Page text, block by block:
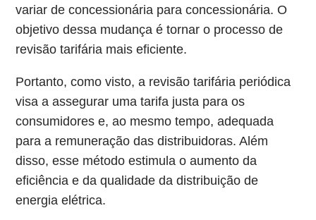
variar de concessionária para concessionária. O
objetivo dessa mudança é tornar o processo de
revisão tarifária mais eficiente.
Portanto, como visto, a revisão tarifária periódica
visa a assegurar uma tarifa justa para os
consumidores e, ao mesmo tempo, adequada
para a remuneração das distribuidoras. Além
disso, esse método estimula o aumento da
eficiência e da qualidade da distribuição de
energia elétrica.